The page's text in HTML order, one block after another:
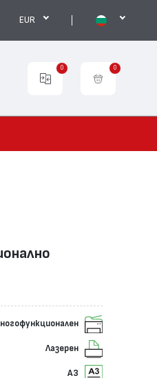
EUR
0 0
Лазерен
А3